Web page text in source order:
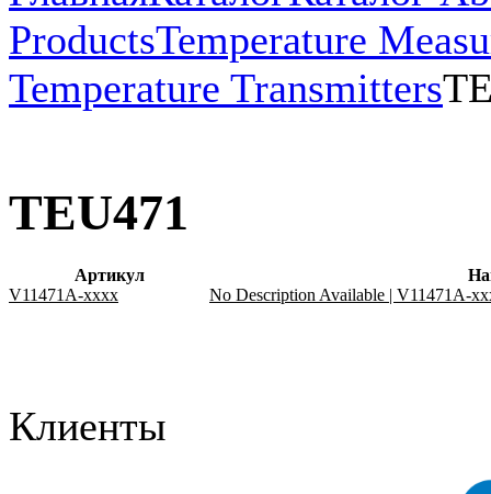
ProductsTemperature
Temperature Transmitters
TEU471
Артикул
V11471A-xxxx
No Description Available | V11471A-
Клиенты